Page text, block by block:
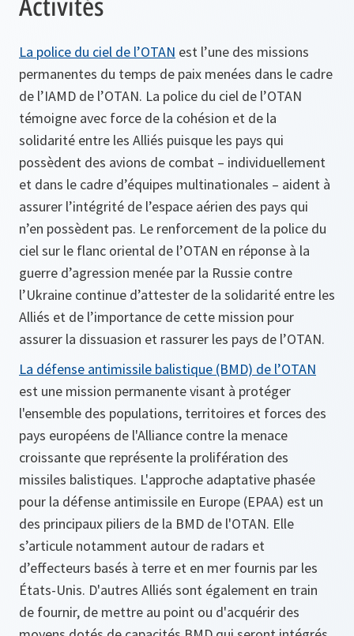
La police du ciel de l’OTAN est l’une des missions
permanentes du temps de paix menées dans le cadre
de l’IAMD de l’OTAN. La police du ciel de l’OTAN
témoigne avec force de la cohésion et de la
solidarité entre les Alliés puisque les pays qui
possèdent des avions de combat – individuellement
et dans le cadre d’équipes multinationales – aident à
assurer l’intégrité de l’espace aérien des pays qui
n’en possèdent pas. Le renforcement de la police du
ciel sur le flanc oriental de l’OTAN en réponse à la
guerre d’agression menée par la Russie contre
l’Ukraine continue d’attester de la solidarité entre les
Alliés et de l’importance de cette mission pour
assurer la dissuasion et rassurer les pays de l’OTAN.
La défense antimissile balistique (BMD) de l’OTAN
est une mission permanente visant à protéger
l'ensemble des populations, territoires et forces des
pays européens de l'Alliance contre la menace
croissante que représente la prolifération des
missiles balistiques. L'approche adaptative phasée
pour la défense antimissile en Europe (EPAA) est un
des principaux piliers de la BMD de l'OTAN. Elle
s’articule notamment autour de radars et
d’effecteurs basés à terre et en mer fournis par les
États-Unis. D'autres Alliés sont également en train
de fournir, de mettre au point ou d'acquérir des